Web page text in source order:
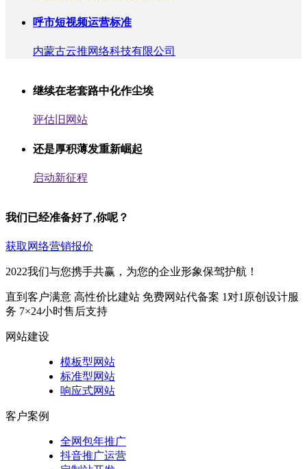
呼市短视频运营标准
内蒙古云推网络科技有限公司
继续在老套路中化作尘埃
评估旧网站
还是厚积薄发重新崛起
启动新征程
我们已经准备好了,你呢？
获取网络营销报价
2022我们与您携手共赢，为您的企业形象保驾护航！
直到客户满意 高性价比建站 免费网站代备案 1对1原创设计服
务 7×24小时售后支持
网站建设
模板型网站
标准型网站
响应式网站
客户案例
全网包年推广
抖音推广运营